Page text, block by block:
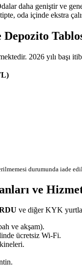
daha geniştir ve
oda içinde ekstra
2026 yılı başı
durumunda iade
ve
ve diğer KYK
ve akşam).
ücretsiz Wi-Fi.